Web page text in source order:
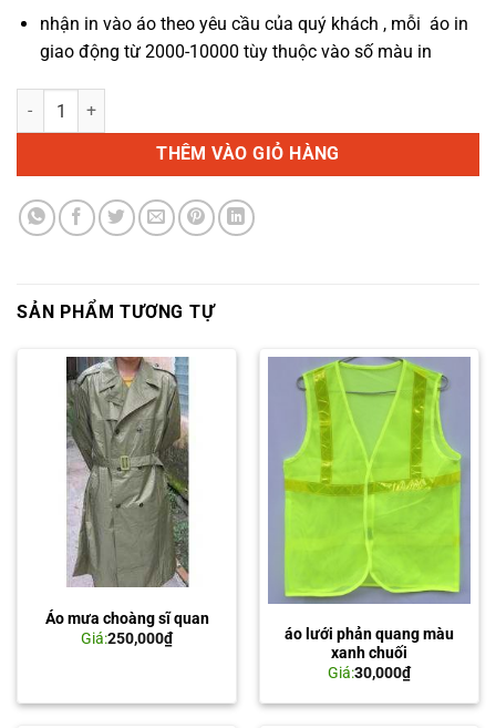
nhận in vào áo theo yêu cầu của quý khách , mỗi áo in
giao động từ 2000-10000 tùy thuộc vào số màu in
Áo lưới phản quang màu tím than số lượng
THÊM VÀO GIỎ HÀNG
SẢN PHẨM TƯƠNG TỰ
Áo mưa choàng sĩ quan
Giá:250,000₫
áo lưới phản quang màu
xanh chuối
Giá:30,000₫